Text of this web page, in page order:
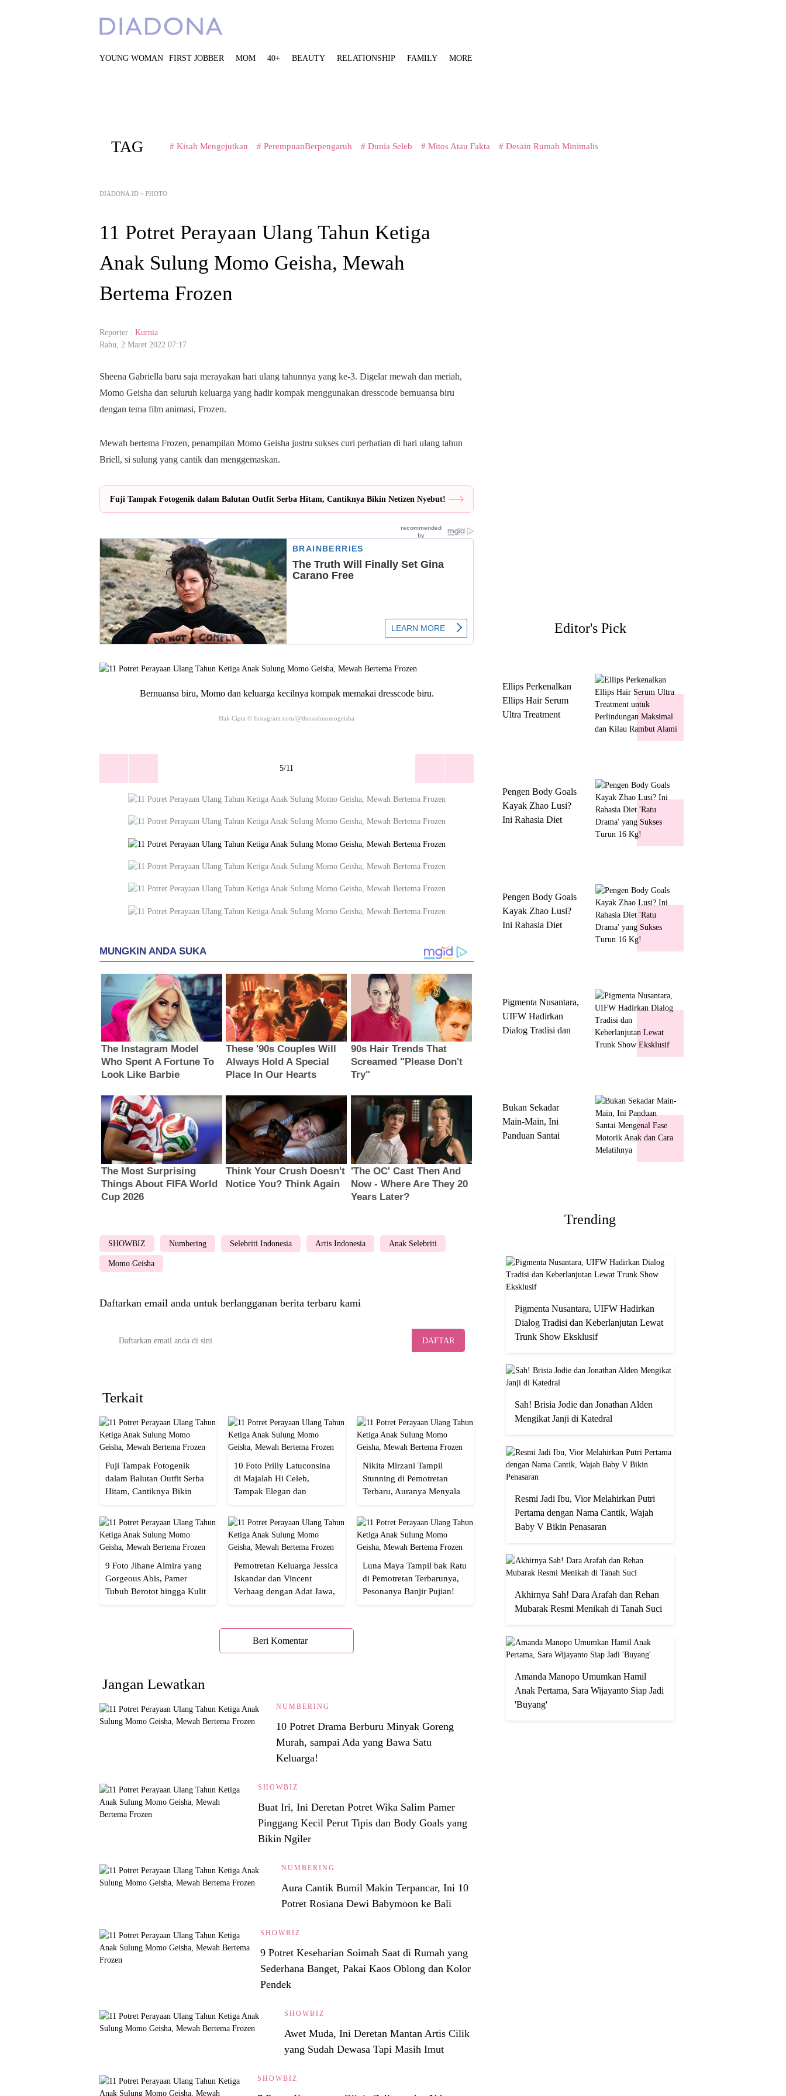
YOUNG WOMAN FIRST JOBBER MOM 40+ BEAUTY RELATIONSHIP FAMILY MORE
TAG # Kisah Mengejutkan # PerempuanBerpengaruh # Dunia Seleb # Mitos Atau Fakta # Desain Rumah Minimalis
DIADONA.ID > PHOTO
11 Potret Perayaan Ulang Tahun Ketiga
Anak Sulung Momo Geisha, Mewah
Bertema Frozen
Reporter : Kurnia
Rabu, 2 Maret 2022 07:17
Sheena Gabriella baru saja merayakan hari ulang tahunnya yang ke-3. Digelar mewah dan meriah,
Momo Geisha dan seluruh keluarga yang hadir kompak menggunakan dresscode bernuansa biru
dengan tema film animasi, Frozen.
Mewah bertema Frozen, penampilan Momo Geisha justru sukses curi perhatian di hari ulang tahun
Briell, si sulung yang cantik dan menggemaskan.
Fuji Tampak Fotogenik dalam Balutan Outfit Serba Hitam, Cantiknya Bikin Netizen Nyebut!
Bernuansa biru, Momo dan keluarga kecilnya kompak memakai dresscode biru.
Hak Cipta © Instagram.com/@therealmomogeisha
5/11
SHOWBIZ Numbering Selebriti Indonesia Artis Indonesia Anak Selebriti
Momo Geisha
Daftarkan email anda untuk berlangganan berita terbaru kami
DAFTAR
Terkait
Fuji Tampak Fotogenik
dalam Balutan Outfit Serba
Hitam, Cantiknya Bikin
10 Foto Prilly Latuconsina
di Majalah Hi Celeb,
Tampak Elegan dan
Nikita Mirzani Tampil
Stunning di Pemotretan
Terbaru, Auranya Menyala
9 Foto Jihane Almira yang
Gorgeous Abis, Pamer
Tubuh Berotot hingga Kulit
Pemotretan Keluarga Jessica
Iskandar dan Vincent
Verhaag dengan Adat Jawa,
Luna Maya Tampil bak Ratu
di Pemotretan Terbarunya,
Pesonanya Banjir Pujian!
Beri Komentar
Jangan Lewatkan
NUMBERING
10 Potret Drama Berburu Minyak Goreng
Murah, sampai Ada yang Bawa Satu
Keluarga!
SHOWBIZ
Buat Iri, Ini Deretan Potret Wika Salim Pamer
Pinggang Kecil Perut Tipis dan Body Goals yang
Bikin Ngiler
NUMBERING
Aura Cantik Bumil Makin Terpancar, Ini 10
Potret Rosiana Dewi Babymoon ke Bali
SHOWBIZ
9 Potret Keseharian Soimah Saat di Rumah yang
Sederhana Banget, Pakai Kaos Oblong dan Kolor
Pendek
SHOWBIZ
Awet Muda, Ini Deretan Mantan Artis Cilik
yang Sudah Dewasa Tapi Masih Imut
SHOWBIZ
Editor's Pick
Ellips Perkenalkan
Ellips Hair Serum
Ultra Treatment
Pengen Body Goals
Kayak Zhao Lusi?
Ini Rahasia Diet
Pengen Body Goals
Kayak Zhao Lusi?
Ini Rahasia Diet
Pigmenta Nusantara,
UIFW Hadirkan
Dialog Tradisi dan
Bukan Sekadar
Main-Main, Ini
Panduan Santai
Trending
Pigmenta Nusantara, UIFW Hadirkan
Dialog Tradisi dan Keberlanjutan Lewat
Trunk Show Eksklusif
Sah! Brisia Jodie dan Jonathan Alden
Mengikat Janji di Katedral
Resmi Jadi Ibu, Vior Melahirkan Putri
Pertama dengan Nama Cantik, Wajah
Baby V Bikin Penasaran
Akhirnya Sah! Dara Arafah dan Rehan
Mubarak Resmi Menikah di Tanah Suci
Amanda Manopo Umumkan Hamil
Anak Pertama, Sara Wijayanto Siap Jadi
'Buyang'